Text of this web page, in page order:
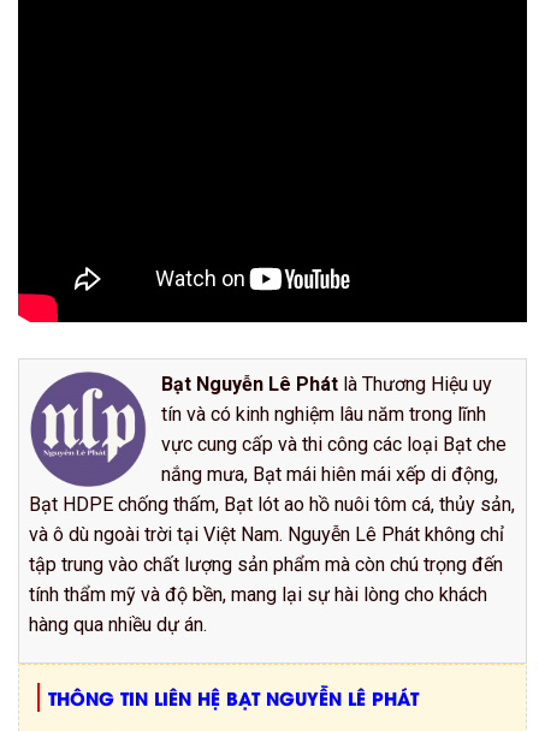
Bạt Nguyễn Lê Phát là Thương Hiệu uy
tín và có kinh nghiệm lâu năm trong lĩnh
vực cung cấp và thi công các loại Bạt che
nắng mưa, Bạt mái hiên mái xếp di động,
Bạt HDPE chống thấm, Bạt lót ao hồ nuôi tôm cá, thủy sản,
và ô dù ngoài trời tại Việt Nam. Nguyễn Lê Phát không chỉ
tập trung vào chất lượng sản phẩm mà còn chú trọng đến
tính thẩm mỹ và độ bền, mang lại sự hài lòng cho khách
hàng qua nhiều dự án.
THÔNG TIN LIÊN HỆ BẠT NGUYỄN LÊ PHÁT